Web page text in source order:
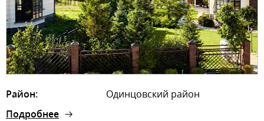
Район:
Одинцовский район
Подробнее